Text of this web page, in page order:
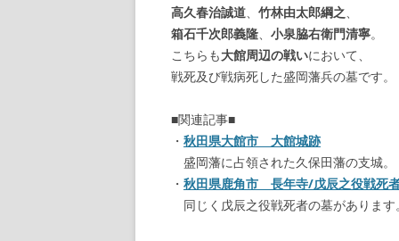
高久春治誠道、 竹林由太郎綱之、
箱石千次郎義隆、 小泉脇右衛門清寧。
こちらも大館周辺の戦いにおいて、
戦死及び戦病死した盛岡藩兵の墓です。
■関連記事■
・ 秋田県大館市 大館城跡
盛岡藩に占領された久保田藩の支城。
・ 秋田県鹿角市 長年寺/戊辰之役戦死
同じく戊辰之役戦死者の墓があります。